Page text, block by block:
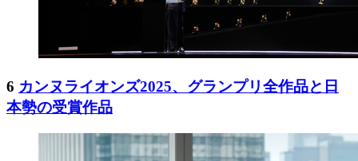
6 カンヌライオンズ2025、グランプリ全作品と日
本勢の受賞作品